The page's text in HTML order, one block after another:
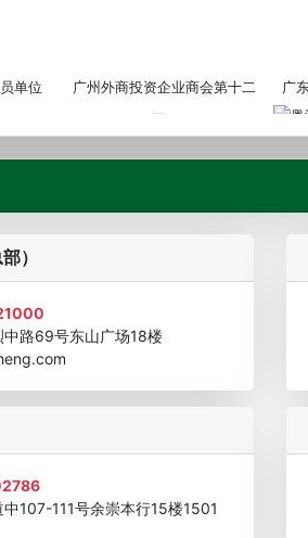
单位
广州外商投资企业商会第十二
届...
广
牌2015 欧美澳最具价值品牌移民机构
）
路69号东山广场18楼
107-111号余崇本行15楼1501